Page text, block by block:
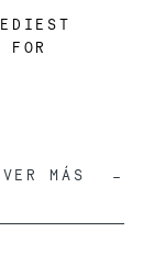
FOR
VER MÁS